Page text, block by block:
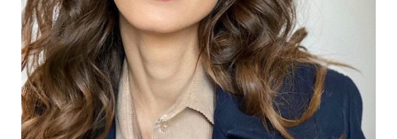
CARE
TIMPUL
LE
CREAZĂ
ÎN
SOCIETATE.
OMUL